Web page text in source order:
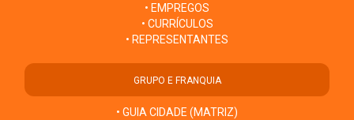
• EMPREGOS
• CURRÍCULOS
• REPRESENTANTES
GRUPO E FRANQUIA
• GUIA CIDADE (MATRIZ)